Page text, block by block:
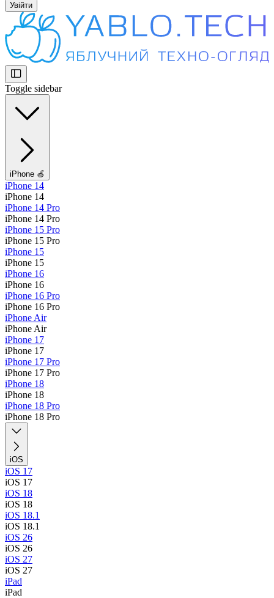
Увійти
Toggle sidebar
iPhone 🍏
iPhone 14
iPhone 14
iPhone 14 Pro
iPhone 14 Pro
iPhone 15 Pro
iPhone 15 Pro
iPhone 15
iPhone 15
iPhone 16
iPhone 16
iPhone 16 Pro
iPhone 16 Pro
iPhone Air
iPhone Air
iPhone 17
iPhone 17
iPhone 17 Pro
iPhone 17 Pro
iPhone 18
iPhone 18
iPhone 18 Pro
iPhone 18 Pro
iOS
iOS 17
iOS 17
iOS 18
iOS 18
iOS 18.1
iOS 18.1
iOS 26
iOS 26
iOS 27
iOS 27
iPad
iPad